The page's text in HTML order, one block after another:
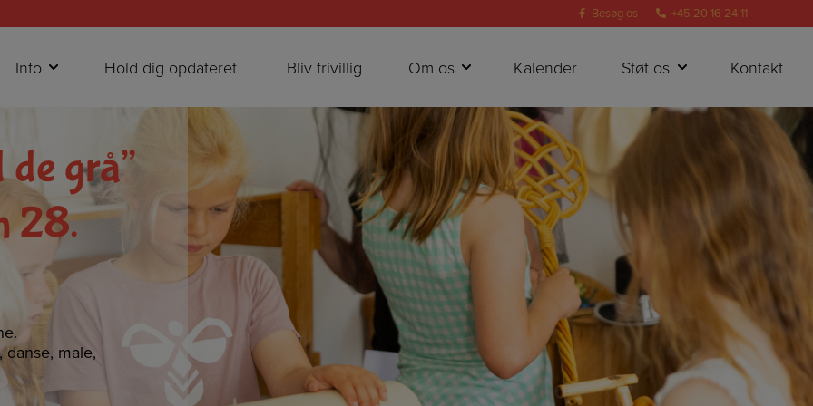
Besøg os +45 20 16 24 11
Info Hold dig opdateret Bliv frivillig Om os Kalender Støt os Kontakt
de grå”
28.
male,